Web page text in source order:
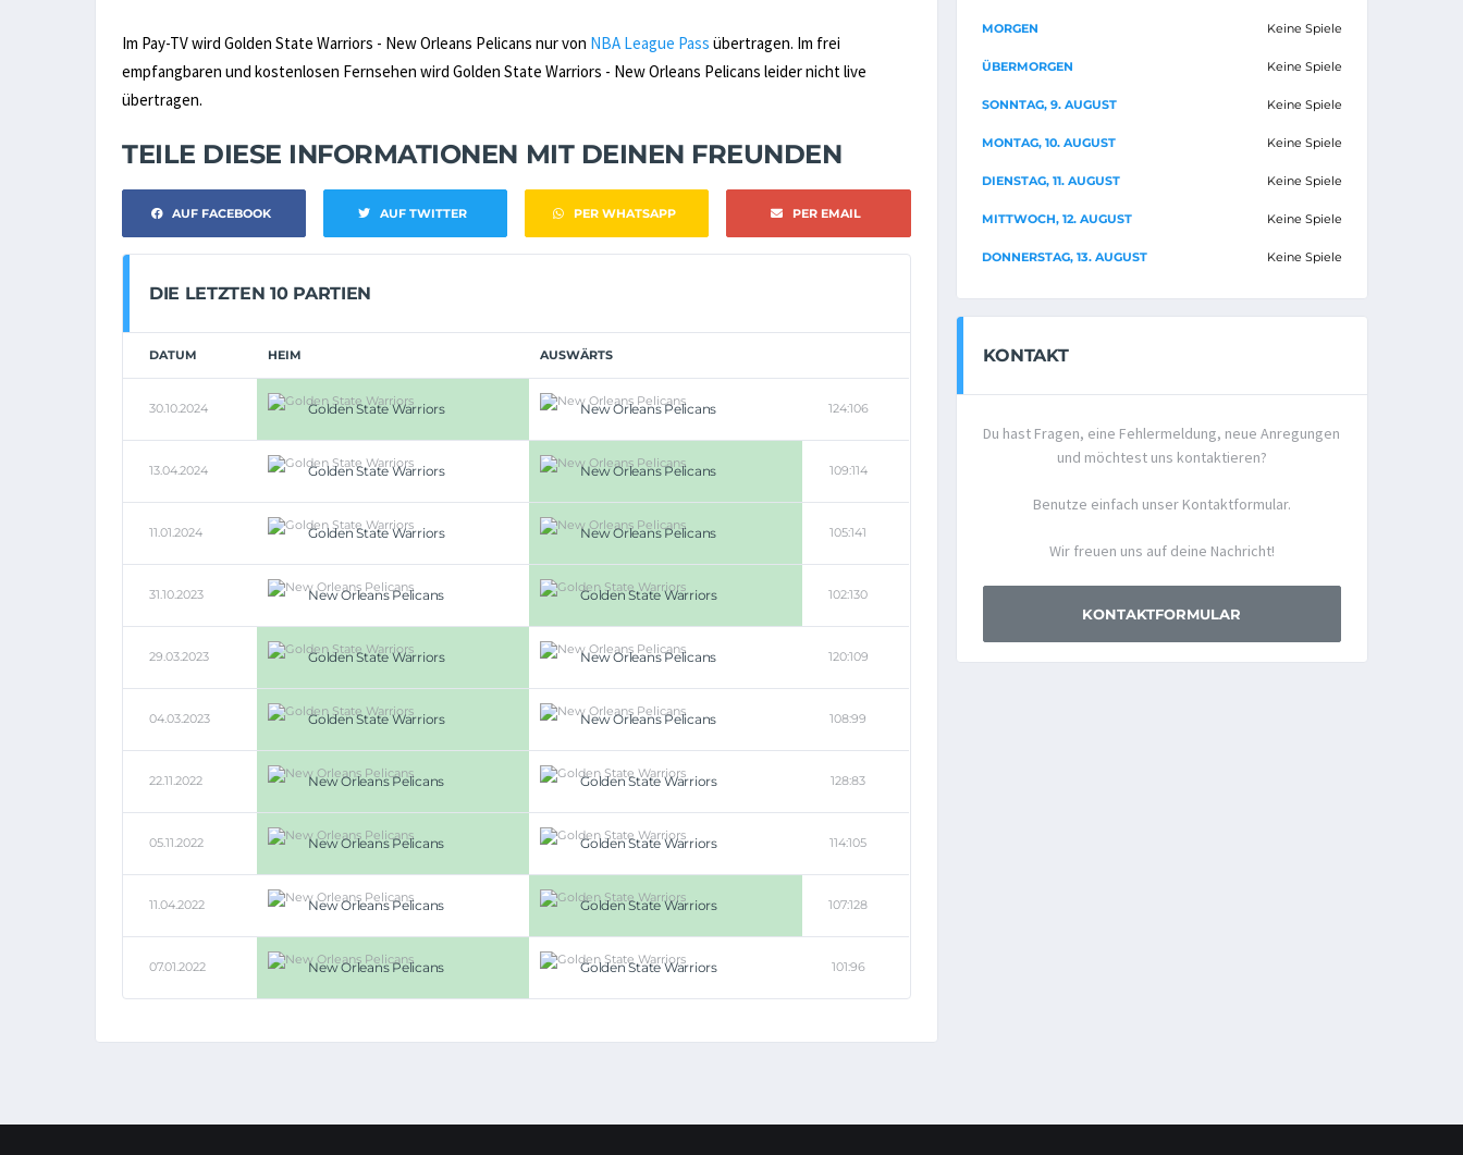
Im Pay-TV wird Golden State Warriors - New Orleans Pelicans nur von NBA League Pass übertragen. Im frei
empfangbaren und kostenlosen Fernsehen wird Golden State Warriors - New Orleans Pelicans leider nicht live
übertragen.
TEILE DIESE INFORMATIONEN MIT DEINEN FREUNDEN
AUF FACEBOOK AUF TWITTER PER WHATSAPP PER EMAIL
DIE LETZTEN 10 PARTIEN
DATUM HEIM AUSWÄRTS
30.10.2024 Golden State Warriors New Orleans Pelicans 124:106
13.04.2024 Golden State Warriors New Orleans Pelicans 109:114
11.01.2024 Golden State Warriors New Orleans Pelicans 105:141
31.10.2023 New Orleans Pelicans Golden State Warriors 102:130
29.03.2023 Golden State Warriors New Orleans Pelicans 120:109
04.03.2023 Golden State Warriors New Orleans Pelicans 108:99
22.11.2022 New Orleans Pelicans Golden State Warriors 128:83
05.11.2022 New Orleans Pelicans Golden State Warriors 114:105
11.04.2022 New Orleans Pelicans Golden State Warriors 107:128
07.01.2022 New Orleans Pelicans Golden State Warriors 101:96
MORGEN Keine Spiele
ÜBERMORGEN Keine Spiele
SONNTAG, 9. AUGUST Keine Spiele
MONTAG, 10. AUGUST Keine Spiele
DIENSTAG, 11. AUGUST Keine Spiele
MITTWOCH, 12. AUGUST Keine Spiele
DONNERSTAG, 13. AUGUST Keine Spiele
KONTAKT
Du hast Fragen, eine Fehlermeldung, neue Anregungen
und möchtest uns kontaktieren?
Benutze einfach unser Kontaktformular.
Wir freuen uns auf deine Nachricht!
KONTAKTFORMULAR